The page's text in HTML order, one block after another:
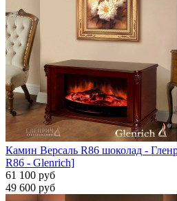
Камин Версаль R86 шоколад -
R86 - Glenrich]
61 100 руб
49 600 руб